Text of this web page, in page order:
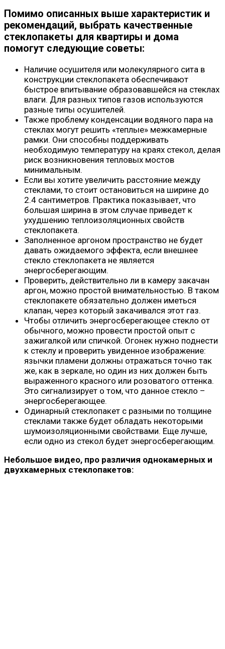
Помимо описанных выше характеристик и
рекомендаций, выбрать качественные
стеклопакеты для квартиры и дома
помогут следующие советы:
Наличие осушителя или молекулярного сита в
конструкции стеклопакета обеспечивают
быстрое впитывание образовавшейся на стеклах
влаги. Для разных типов газов используются
разные типы осушителей.
Также проблему конденсации водяного пара на
стеклах могут решить «теплые» межкамерные
рамки. Они способны поддерживать
необходимую температуру на краях стекол, делая
риск возникновения тепловых мостов
минимальным.
Если вы хотите увеличить расстояние между
стеклами, то стоит остановиться на ширине до
2.4 сантиметров. Практика показывает, что
большая ширина в этом случае приведет к
ухудшению теплоизоляционных свойств
стеклопакета.
Заполненное аргоном пространство не будет
давать ожидаемого эффекта, если внешнее
стекло стеклопакета не является
энергосберегающим.
Проверить, действительно ли в камеру закачан
аргон, можно простой внимательностью. В таком
стеклопакете обязательно должен иметься
клапан, через который закачивался этот газ.
Чтобы отличить энергосберегающее стекло от
обычного, можно провести простой опыт с
зажигалкой или спичкой. Огонек нужно поднести
к стеклу и проверить увиденное изображение:
язычки пламени должны отражаться точно так
же, как в зеркале, но один из них должен быть
выраженного красного или розоватого оттенка.
Это сигнализирует о том, что данное стекло –
энергосберегающее.
Одинарный стеклопакет с разными по толщине
стеклами также будет обладать некоторыми
шумоизоляционными свойствами. Еще лучше,
если одно из стекол будет энергосберегающим.
Небольшое видео, про различия однокамерных и
двухкамерных стеклопакетов: